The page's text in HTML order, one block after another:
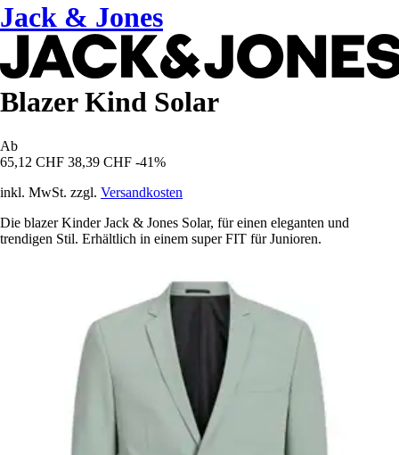
Jack & Jones
Blazer Kind Solar
Ab
65,12 CHF 38,39 CHF -41%
inkl. MwSt. zzgl. Versandkosten
Die blazer Kinder Jack & Jones Solar, für einen eleganten und
trendigen Stil. Erhältlich in einem super FIT für Junioren.